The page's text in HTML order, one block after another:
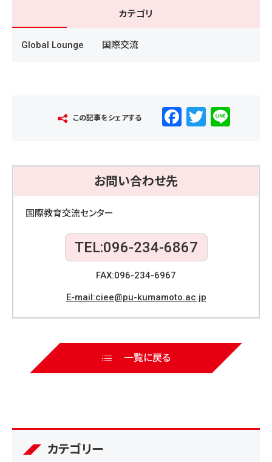
カテゴリ
Global Lounge 国際交流
この記事をシェアする
F
e
b
o
k
T
er
お問い合わせ先
国際教育交流センター
TEL:096-234-6867
FAX:096-234-6967
E-mail:ciee@pu-kumamoto.ac.jp
一覧に戻る
カテゴリー